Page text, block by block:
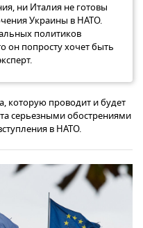
ни Италия не готовы
Украины в НАТО.
политиков
он попросту хочет быть
которую проводит и будет
серьезными обострениями
в НАТО.